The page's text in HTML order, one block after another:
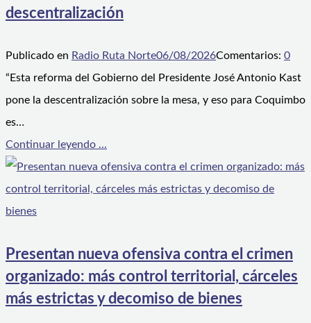
descentralización
Publicado en Radio Ruta Norte06/08/2026Comentarios: 0
“Esta reforma del Gobierno del Presidente José Antonio Kast
pone la descentralización sobre la mesa, y eso para Coquimbo
es…
Continuar leyendo ...
Presentan nueva ofensiva contra el crimen
organizado: más control territorial, cárceles
más estrictas y decomiso de bienes